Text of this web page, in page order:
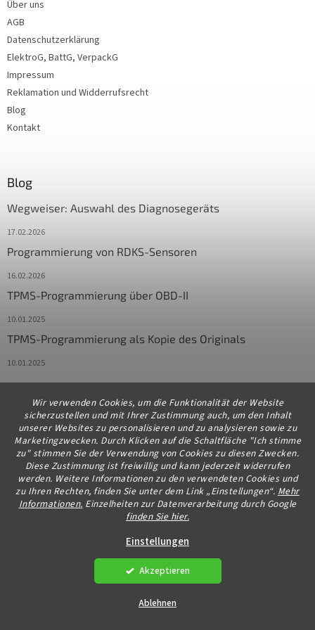
Wir verwenden Cookies, um die Funktionalität der Website
sicherzustellen und mit Ihrer Zustimmung auch, um den Inhalt
unserer Websites zu personalisieren und zu analysieren sowie zu
Marketingzwecken. Durch Klicken auf die Schaltfläche "Ich stimme
zu" stimmen Sie der Verwendung von Cookies zu diesen Zwecken.
Diese Zustimmung ist freiwillig und kann jederzeit widerrufen
werden. Weitere Informationen zu den verwendeten Cookies und
zu Ihren Rechten, finden Sie unter dem Link „Einstellungen“. Mehr
Informationen. Einzelheiten zur Datenverarbeitung durch Google
finden Sie hier.
Einstellungen
Ablehnen
Akzeptieren
Über uns
AGB
Datenschutzerklärung
ElektroG, BattG, VerpackG
Impressum
Reklamation und Widderrufsrecht
Blog
Kontakt
Blog
Wegweiser: Auswahl des Diagnosegeräts
17.02.2026
Programmierung von RDKS-Sensoren
16.02.2026
TPMS-Programmierung über OBD-II
10.01.2025
TPMS-Programmierung als Kopie des Originals
10.01.2025
Kontakt
info@diagstore.de
+491706654834
Erstellt von Shoptet Premium
diagstore.de. Alle Rechte vorbehalten.
Einstellungen ändern